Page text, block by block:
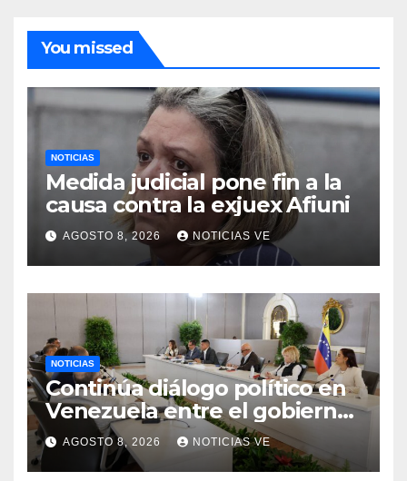
You missed
NOTICIAS
Medida judicial pone fin a la
causa contra la exjuex Afiuni
AGOSTO 8, 2026 NOTICIAS VE
NOTICIAS
Continúa diálogo político en
Venezuela entre el gobierno
y la oposición
AGOSTO 8, 2026 NOTICIAS VE